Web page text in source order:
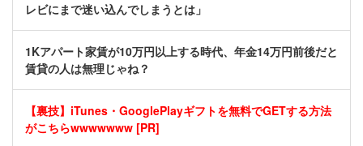
レビにまで迷い込んでしまうとは」
1Kアパート家賃が10万円以上する時代、年金14万円前後だと
賃貸の人は無理じゃね？
【裏技】iTunes・GooglePlayギフトを無料でGETする方法
がこちらwwwwwww [PR]